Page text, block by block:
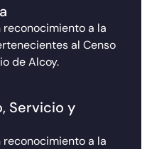
reconocimiento a la
al Censo
de Alcoy.
Servicio y
reconocimiento a la